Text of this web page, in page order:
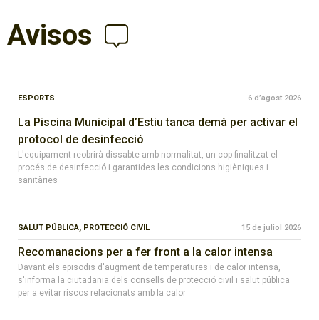
Avisos
ESPORTS 6 d’agost 2026
La Piscina Municipal d’Estiu tanca demà per activar el
protocol de desinfecció
L'equipament reobrirà dissabte amb normalitat, un cop finalitzat el
procés de desinfecció i garantides les condicions higièniques i
sanitàries
SALUT PÚBLICA, PROTECCIÓ CIVIL 15 de juliol 2026
Recomanacions per a fer front a la calor intensa
Davant els episodis d'augment de temperatures i de calor intensa,
s'informa la ciutadania dels consells de protecció civil i salut pública
per a evitar riscos relacionats amb la calor